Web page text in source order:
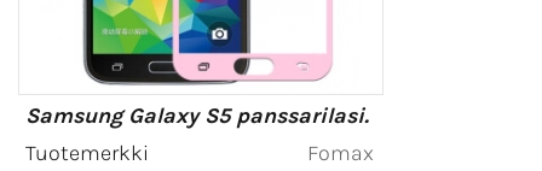
Samsung Galaxy S5 panssarilasi.
Tuotemerkki
Fomax